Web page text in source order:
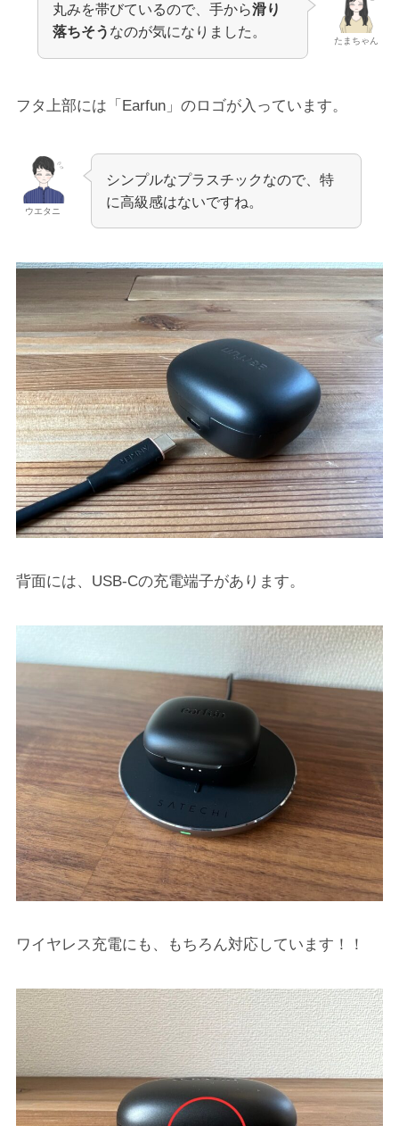
たまちゃん
丸みを帯びているので、手から滑り
落ちそう なのが気になりました。
フタ上部には「Earfun」のロゴが入っています。
ウエタニ
シンプルなプラスチックなので、特
に高級感はないですね。
背面には、USB-Cの充電端子があります。
ワイヤレス充電にも、もちろん対応しています！！